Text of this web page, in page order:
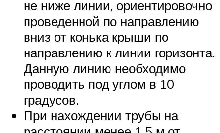
не ниже линии, ориентировочно
проведенной по направлению
вниз от конька крыши по
направлению к линии горизонта.
Данную линию необходимо
проводить под углом в 10
градусов.
При нахождении трубы на